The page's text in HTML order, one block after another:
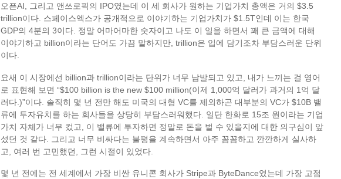
오픈AI, 그리고 앤쓰로픽의 IPO였는데 이 세 회사가 원하는 기업가치 총액은 거의 $3.5
trillion이다. 스페이스엑스가 공개적으로 이야기하는 기업가치가 $1.5T인데 이는 한국
GDP의 4분의 3이다. 정말 어마어마한 숫자이고 나도 이 일을 하면서 꽤 큰 금액에 대해
이야기하고 billion이라는 단어도 가끔 말하지만, trillion은 입에 담기조차 부담스러운 단위
이다.
요새 이 시장에선 billion과 trillion이라는 단위가 너무 남발되고 있고, 내가 느끼는 걸 영어
로 표현해 보면 “$100 billion is the new $100 million(이제 1,000억 달러가 과거의 1억 달
러다.)”이다. 솔직히 몇 년 전만 해도 미국의 대형 VC를 제외하곤 대부분의 VC가 $10B 밸
류에 투자유치를 하는 회사들을 상당히 부담스러워했다. 일단 한화로 15조 원이라는 기업
가치 자체가 너무 컸고, 이 밸류에 투자하면 정말로 돈을 벌 수 있을지에 대한 의구심이 앞
섰던 것 같다. 그리고 너무 비싸다는 불평을 계속하면서 아주 꼼꼼하고 깐깐하게 실사하
고, 여러 번 고민했던, 그런 시절이 있었다.
몇 년 전에는 전 세계에서 가장 비싼 유니콘 회사가 Stripe과 ByteDance였는데 가장 고점